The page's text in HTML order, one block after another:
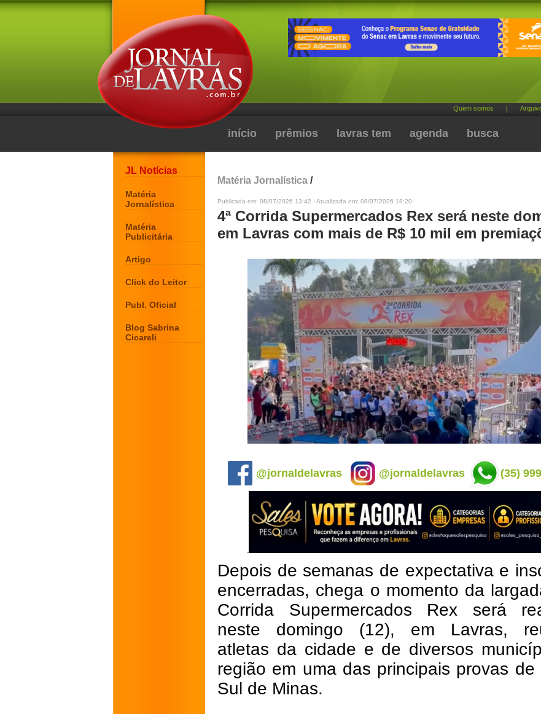
Quem somos
início prêmios lavras tem agenda busca
JL Notícias
Matéria
Jornalística
Matéria
Publicitária
Artigo
Click do Leitor
Publ. Oficial
Blog Sabrina
Cicareli
Matéria Jornalística /
Publicada em: 08/07/2026 13:42 - Atualizada em: 08/07/2026 18:20
4ª Corrida Supermercados Rex será neste
em Lavras com mais de R$ 10 mil em
@jornaldelavras @jornaldelavras (35)
Depois de semanas de expectativa e
encerradas, chega o momento da
Corrida Supermercados Rex será
neste domingo (12), em Lavras,
atletas da cidade e de diversos
região em uma das principais provas de
Sul de Minas.